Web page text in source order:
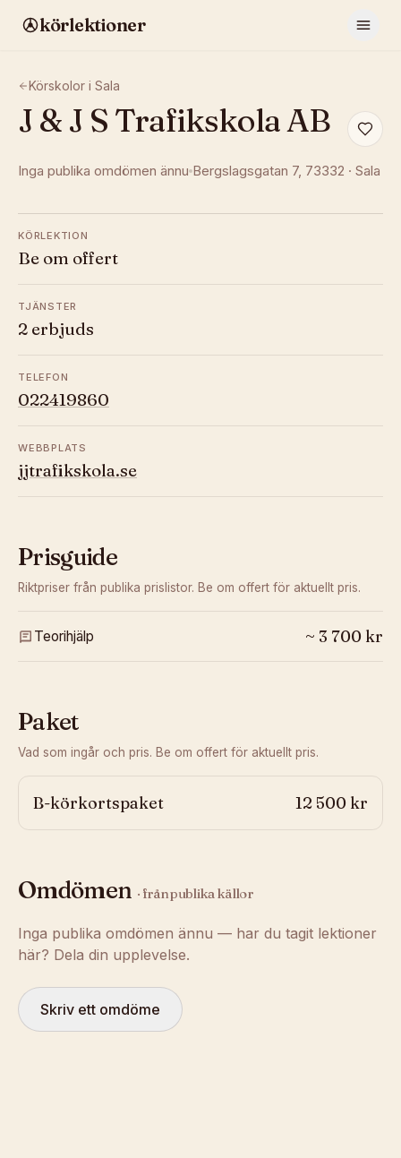
körlektioner
Körskolor i Sala
J & J S Trafikskola AB
Inga publika omdömen ännu Bergslagsgatan 7, 73332 · Sala
KÖRLEKTION
Be om offert
TJÄNSTER
2 erbjuds
TELEFON
022419860
WEBBPLATS
jjtrafikskola.se
Prisguide
Riktpriser från publika prislistor. Be om offert för aktuellt pris.
Teorihjälp ~ 3 700 kr
Paket
Vad som ingår och pris. Be om offert för aktuellt pris.
B-körkortspaket 12 500 kr
Omdömen · från publika källor
Inga publika omdömen ännu — har du tagit lektioner
här? Dela din upplevelse.
Skriv ett omdöme